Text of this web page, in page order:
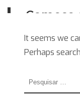
Comece
Home
Stories
Explore
It seems we
Perhaps
Pesquisar
por: